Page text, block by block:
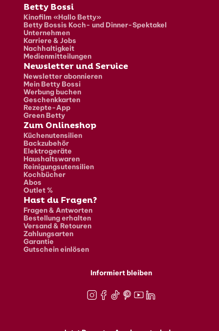
Fusszeile
Betty Bossi
Kinofilm «Hallo Betty»
Betty Bossis Koch- und Dinner-Spektakel
Unternehmen
Karriere & Jobs
Nachhaltigkeit
Medienmitteilungen
Newsletter und Service
Newsletter abonnieren
Mein Betty Bossi
Werbung buchen
Geschenkkarten
Rezepte-App
Green Betty
Zum Onlineshop
Küchenutensilien
Backzubehör
Elektrogeräte
Haushaltswaren
Reinigungsutensilien
Kochbücher
Abos
Outlet %
Hast du Fragen?
Fragen & Antworten
Bestellung erhalten
Versand & Retouren
Zahlungsarten
Garantie
Gutschein einlösen
Informiert bleiben